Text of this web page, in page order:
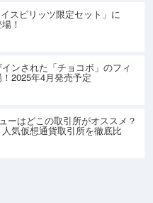
スピリッツ限定セット」に
！
ンされた「チョコボ」のフィ
2025年4月発売予定
ーはどこの取引所がオススメ？
気仮想通貨取引所を徹底比